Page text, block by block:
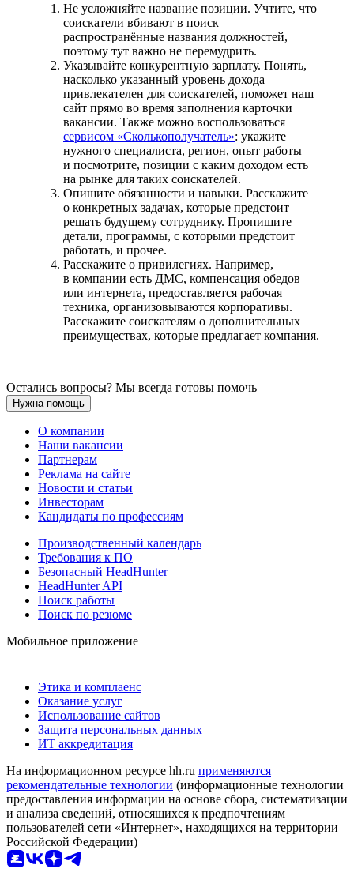
Не усложняйте название позиции. Учтите, что
соискатели вбивают в поиск
распространённые названия должностей,
поэтому тут важно не перемудрить.
Указывайте конкурентную зарплату. Понять,
насколько указанный уровень дохода
привлекателен для соискателей, поможет наш
сайт прямо во время заполнения карточки
вакансии. Также можно воспользоваться
сервисом «Сколькополучатель»: укажите
нужного специалиста, регион, опыт работы —
и посмотрите, позиции с каким доходом есть
на рынке для таких соискателей.
Опишите обязанности и навыки. Расскажите
о конкретных задачах, которые предстоит
решать будущему сотруднику. Пропишите
детали, программы, с которыми предстоит
работать, и прочее.
Расскажите о привилегиях. Например,
в компании есть ДМС, компенсация обедов
или интернета, предоставляется рабочая
техника, организовываются корпоративы.
Расскажите соискателям о дополнительных
преимуществах, которые предлагает компания.
Остались вопросы? Мы всегда готовы помочь
Нужна помощь
О компании
Наши вакансии
Партнерам
Реклама на сайте
Новости и статьи
Инвесторам
Кандидаты по профессиям
Производственный календарь
Требования к ПО
Безопасный HeadHunter
HeadHunter API
Поиск работы
Поиск по резюме
Мобильное приложение
Этика и комплаенс
Оказание услуг
Использование сайтов
Защита персональных данных
ИТ аккредитация
На информационном ресурсе hh.ru применяются
рекомендательные технологии (информационные технологии
предоставления информации на основе сбора, систематизации
и анализа сведений, относящихся к предпочтениям
пользователей сети «Интернет», находящихся на территории
Российской Федерации)